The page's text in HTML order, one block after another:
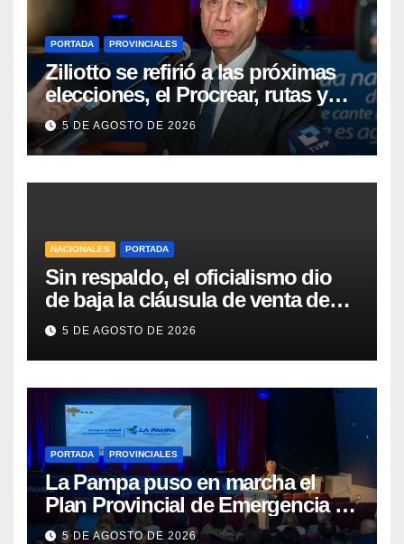
PORTADA PROVINCIALES
Ziliotto se refirió a las próximas
elecciones, el Procrear, rutas y
Vaca Muerta
5 DE AGOSTO DE 2026
NACIONALES PORTADA
Sin respaldo, el oficialismo dio
de baja la cláusula de venta de
tierras a extranjeros para salvar la
5 DE AGOSTO DE 2026
PORTADA PROVINCIALES
La Pampa puso en marcha el
Plan Provincial de Emergencia en
Salud Mental
5 DE AGOSTO DE 2026